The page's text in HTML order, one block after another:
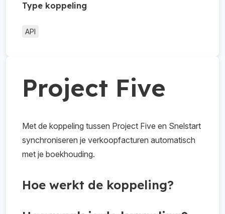
Type koppeling
API
Project Five
Met de koppeling tussen Project Five en Snelstart
synchroniseren je verkoopfacturen automatisch
met je boekhouding.
Hoe werkt de koppeling?